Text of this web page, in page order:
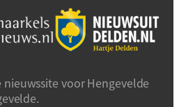
voor Hengevelde